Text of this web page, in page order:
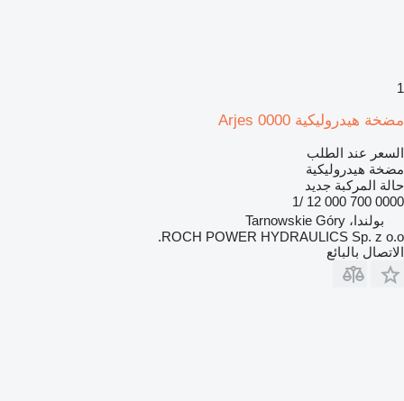
1
مضخة هيدروليكية Arjes 0000
السعر عند الطلب
مضخة هيدروليكية
حالة المركبة جديد
0000 700 000 12 /1
بولندا، Tarnowskie Góry
ROCH POWER HYDRAULICS Sp. z o.o.
الاتصال بالبائع